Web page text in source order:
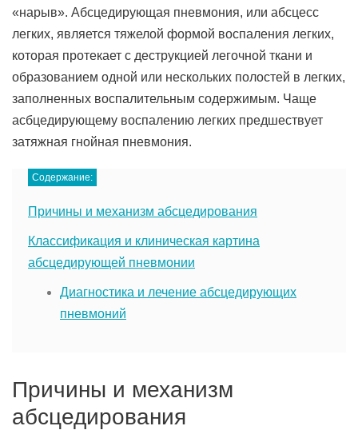
«нарыв». Абсцедирующая пневмония, или абсцесс
легких, является тяжелой формой воспаления легких,
которая протекает с деструкцией легочной ткани и
образованием одной или нескольких полостей в легких,
заполненных воспалительным содержимым. Чаще
асбцедирующему воспалению легких предшествует
затяжная гнойная пневмония.
Содержание:
Причины и механизм абсцедирования
Классификация и клиническая картина
абсцедирующей пневмонии
Диагностика и лечение абсцедирующих
пневмоний
Причины и механизм
абсцедирования